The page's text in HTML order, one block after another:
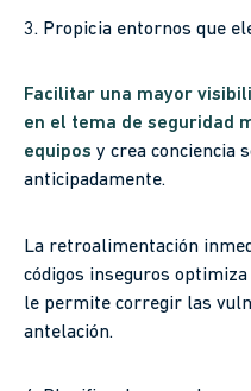
3. Propicia entornos que
Facilitar una mayor
en el tema de seguridad
equipos y crea conciencia
anticipadamente.
La retroalimentación
códigos inseguros
le permite corregir las
antelación.